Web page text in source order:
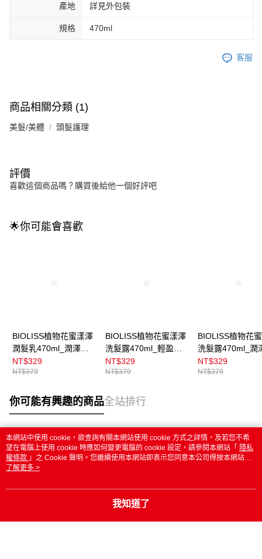
產地 詳見外包裝
規格 470ml
客服
商品相關分類 (1)
美髮/美體 頭髮護理
評價
喜歡這個商品嗎？購買後給他一個好評吧
🌟你可能會喜歡
BIOLISS植物花蜜漾澤
潤髮乳470ml_潤澤柔
亮
NT$329
NT$379
BIOLISS植物花蜜漾澤
洗髮露470ml_輕盈柔
滑
NT$329
NT$379
BIOLISS植物花
洗髮露470ml_潤
亮
NT$329
NT$379
你可能有興趣的商品全站排行
熱門標籤
本網站中使用 cookie，欲查詢有關本網站使用 cookie 方式之詳情，及若您不希
望在電腦上使用 cookie 時應如何變更電腦的 cookie 設定，請參閱本網站「 隱私
權條款 」之 Cookie 聲明。您繼續使用本網站即表示您同意本公司得按本網站使
用條款之 Cookie 聲明使用 cookie。
了解更多 >
我知道了